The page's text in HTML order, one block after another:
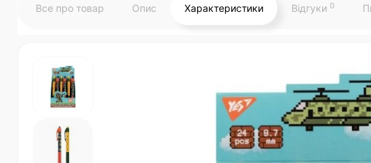
Все про товар Опис Характеристики Відгуки 0